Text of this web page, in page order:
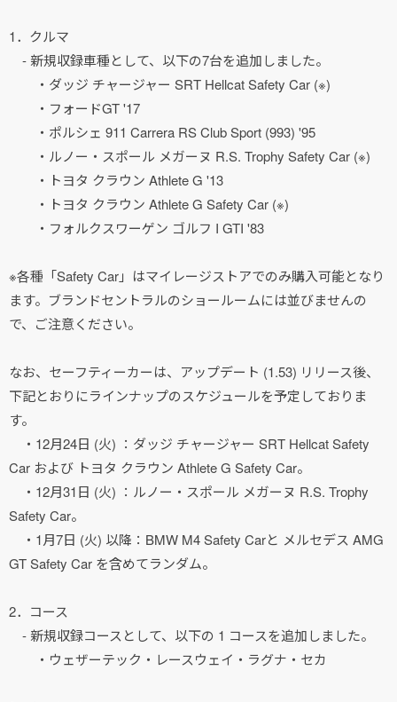
1．クルマ
- 新規収録車種として、以下の7台を追加しました。
・ダッジ チャージャー SRT Hellcat Safety Car (※)
・フォードGT '17
・ポルシェ 911 Carrera RS Club Sport (993) '95
・ルノー・スポール メガーヌ R.S. Trophy Safety Car (※)
・トヨタ クラウン Athlete G '13
・トヨタ クラウン Athlete G Safety Car (※)
・フォルクスワーゲン ゴルフ I GTI '83
※各種「Safety Car」はマイレージストアでのみ購入可能となり
ます。ブランドセントラルのショールームには並びませんの
で、ご注意ください。
なお、セーフティーカーは、アップデート (1.53) リリース後、
下記とおりにラインナップのスケジュールを予定しておりま
す。
・12月24日 (火) ：ダッジ チャージャー SRT Hellcat Safety
Car および トヨタ クラウン Athlete G Safety Car。
・12月31日 (火) ：ルノー・スポール メガーヌ R.S. Trophy
Safety Car。
・1月7日 (火) 以降：BMW M4 Safety Carと メルセデス AMG
GT Safety Car を含めてランダム。
2．コース
- 新規収録コースとして、以下の 1 コースを追加しました。
・ウェザーテック・レースウェイ・ラグナ・セカ